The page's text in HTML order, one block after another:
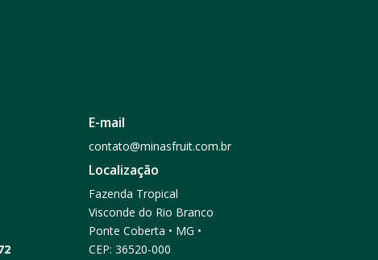
E-mail
contato@minasfruit.com.br
Localização
Fazenda Tropical
Visconde do Rio Branco
Ponte Coberta • MG •
CEP: 36520-000